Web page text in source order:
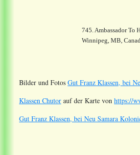
745. Ambassador To
Winnipeg, MB,
Bilder und Fotos Gut Franz Klassen, bei
Klassen Chutor auf der Karte von https://
Gut Franz Klassen, bei Neu Samara